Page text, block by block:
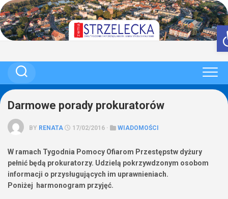
Skip
to
content
Darmowe porady prokuratorów
BY RENATA 17/02/2016 · WIADOMOŚCI
W ramach Tygodnia Pomocy Ofiarom Przestępstw dyżury
pełnić będą prokuratorzy. Udzielą pokrzywdzonym osobom
informacji o przysługujących im uprawnieniach.
Poniżej harmonogram przyjęć.